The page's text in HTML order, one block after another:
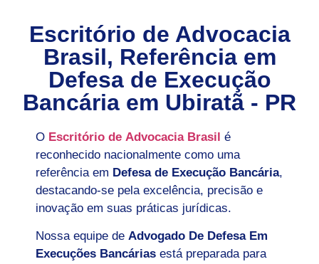
Escritório de Advocacia
Brasil, Referência em
Defesa de Execução
Bancária em Ubiratã - PR
O Escritório de Advocacia Brasil é
reconhecido nacionalmente como uma
referência em Defesa de Execução Bancária,
destacando-se pela excelência, precisão e
inovação em suas práticas jurídicas.
Nossa equipe de Advogado De Defesa Em
Execuções Bancárias está preparada para